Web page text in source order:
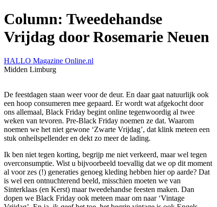
Column: Tweedehandse
Vrijdag door Rosemarie Neuen
HALLO Magazine Online.nl
Midden Limburg
De feestdagen staan weer voor de deur. En daar gaat natuurlijk ook
een hoop consumeren mee gepaard. Er wordt wat afgekocht door
ons allemaal, Black Friday begint online tegenwoordig al twee
weken van tevoren. Pre-Black Friday noemen ze dat. Waarom
noemen we het niet gewone ‘Zwarte Vrijdag’, dat klink meteen een
stuk onheilspellender en dekt zo meer de lading.
Ik ben niet tegen korting, begrijp me niet verkeerd, maar wel tegen
overconsumptie. Wist u bijvoorbeeld toevallig dat we op dit moment
al voor zes (!) generaties genoeg kleding hebben hier op aarde? Dat
is wel een ontnuchterend beeld, misschien moeten we van
Sinterklaas (en Kerst) maar tweedehandse feesten maken. Dan
dopen we Black Friday ook meteen maar om naar ‘Vintage